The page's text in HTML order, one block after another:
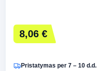
8,06 €
Pristatymas per 7 – 10 d.d.